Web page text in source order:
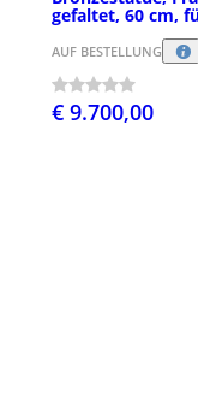
gefaltet, 60 cm,
AUF BESTELLUNG
€ 9.700,00